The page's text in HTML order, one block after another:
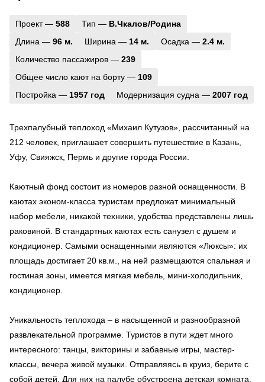
Проект — 588 Тип — В.Чкалов/Родина
Длина — 96 м. Ширина — 14 м. Осадка — 2.4 м.
Количество пассажиров — 239
Общее число кают на борту — 109
Постройка — 1957 год Модернизация судна — 2007 год
Трехпалубный теплоход «Михаил Кутузов», рассчитанный на
212 человек, приглашает совершить путешествие в Казань,
Уфу, Свияжск, Пермь и другие города России.
Каютный фонд состоит из номеров разной оснащенности. В
каютах эконом-класса туристам предложат минимальный
набор мебели, никакой техники, удобства представлены лишь
раковиной. В стандартных каютах есть санузел с душем и
кондиционер. Самыми оснащенными являются «Люксы»: их
площадь достигает 20 кв.м., на ней размещаются спальная и
гостиная зоны, имеется мягкая мебель, мини-холодильник,
кондиционер.
Уникальность теплохода – в насыщенной и разнообразной
развлекательной программе. Туристов в пути ждет много
интересного: танцы, викторины и забавные игры, мастер-
классы, вечера живой музыки. Отправляясь в круиз, берите с
собой детей. Для них на палубе обустроена детская комната,